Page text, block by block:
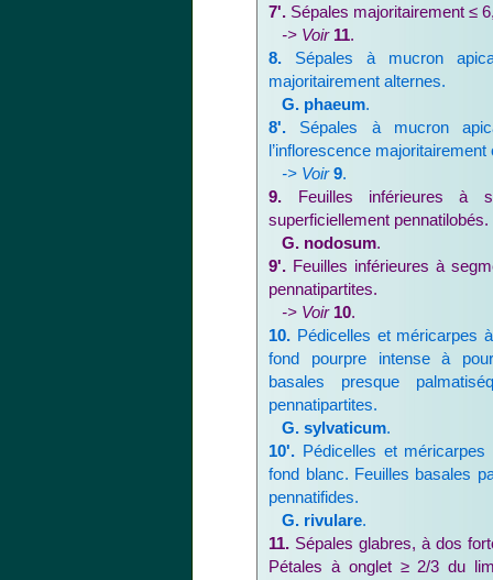
7'. Sépales majoritairement ≤
-> Voir 11.
8. Sépales à mucron
majoritairement alternes.
G. phaeum.
8'. Sépales à mucron
l’inflorescence
-> Voir 9.
9. Feuilles inférieures à
superficiellement pennatilobés.
G. nodosum.
9'. Feuilles inférieures à
pennatipartites.
-> Voir 10.
10. Pédicelles et méricarpes
fond pourpre intense à
basales presque
pennatipartites.
G. sylvaticum.
10'. Pédicelles et
fond blanc. Feuilles basales
pennatifides.
G. rivulare.
11. Sépales glabres, à dos
Pétales à onglet ≥ 2/3 du